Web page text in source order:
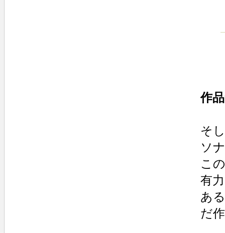
作
そ
ソ
こ
有
あ
だ